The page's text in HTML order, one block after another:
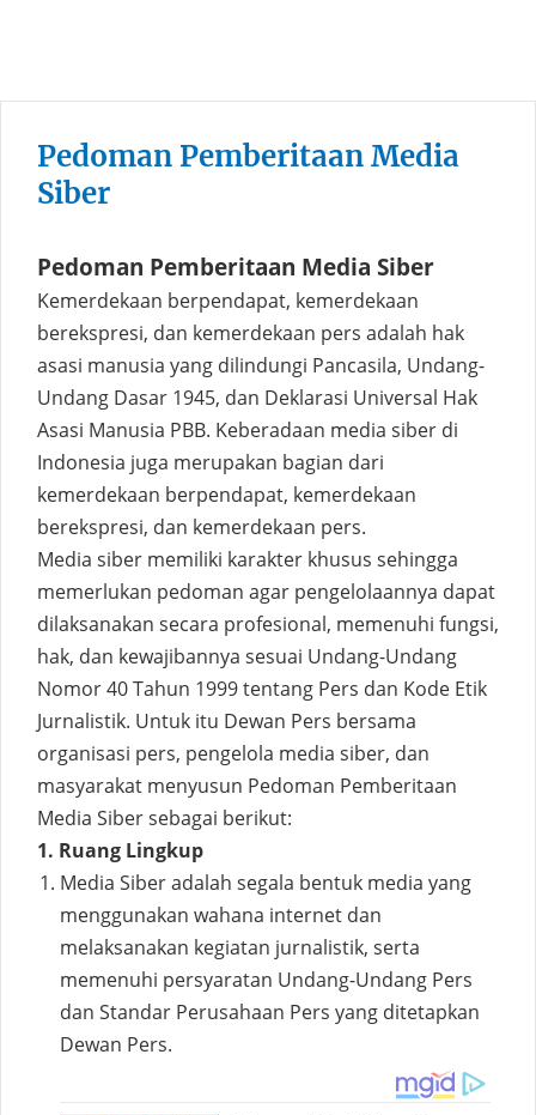
Pedoman Pemberitaan Media
Siber
Pedoman Pemberitaan Media Siber
Kemerdekaan berpendapat, kemerdekaan
berekspresi, dan kemerdekaan pers adalah hak
asasi manusia yang dilindungi Pancasila, Undang-
Undang Dasar 1945, dan Deklarasi Universal Hak
Asasi Manusia PBB. Keberadaan media siber di
Indonesia juga merupakan bagian dari
kemerdekaan berpendapat, kemerdekaan
berekspresi, dan kemerdekaan pers.
Media siber memiliki karakter khusus sehingga
memerlukan pedoman agar pengelolaannya dapat
dilaksanakan secara profesional, memenuhi fungsi,
hak, dan kewajibannya sesuai Undang-Undang
Nomor 40 Tahun 1999 tentang Pers dan Kode Etik
Jurnalistik. Untuk itu Dewan Pers bersama
organisasi pers, pengelola media siber, dan
masyarakat menyusun Pedoman Pemberitaan
Media Siber sebagai berikut:
1. Ruang Lingkup
Media Siber adalah segala bentuk media yang
menggunakan wahana internet dan
melaksanakan kegiatan jurnalistik, serta
memenuhi persyaratan Undang-Undang Pers
dan Standar Perusahaan Pers yang ditetapkan
Dewan Pers.